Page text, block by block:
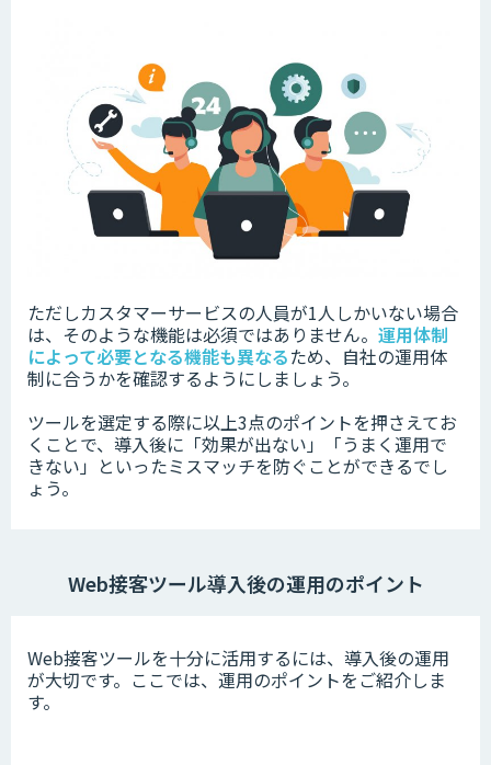
ただしカスタマーサービスの人員が1人しかいない場合
は、そのような機能は必須ではありません。 運用体制
によって必要となる機能も異なるため、自社の運用体
制に合うかを確認するようにしましょう。
ツールを選定する際に以上3点のポイントを押さえてお
くことで、導入後に「効果が出ない」「うまく運用で
きない」といったミスマッチを防ぐことができるでし
ょう。
Web接客ツール導入後の運用のポイント
Web接客ツールを十分に活用するには、導入後の運用
が大切です。ここでは、運用のポイントをご紹介しま
す。